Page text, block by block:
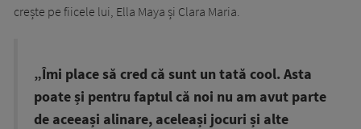
crește pe fiicele lui, Ella Maya și Clara Maria.
„Îmi place să cred că sunt un tată cool. Asta
poate și pentru faptul că noi nu am avut parte
de aceeași alinare, aceleași jocuri și alte